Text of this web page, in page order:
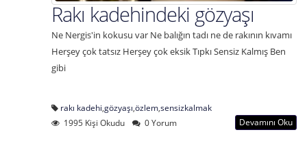
Rakı kadehindeki gözyaşı
Ne Nergis'in kokusu var Ne balığın tadı ne de rakının kıvamı
Herşey çok tatsız Herşey çok eksik Tıpkı Sensiz Kalmış Ben
gibi
rakı kadehi gözyaşı özlemsensizkalmak
1995 Kişi Okudu
0 Yorum Devamını Oku